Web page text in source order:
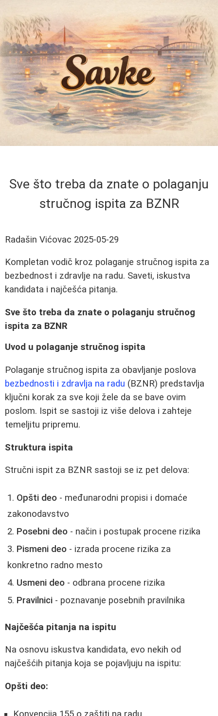
Sve što treba da znate o polaganju
stručnog ispita za BZNR
Radašin Vićovac 2025-05-29
Kompletan vodič kroz polaganje stručnog ispita za
bezbednost i zdravlje na radu. Saveti, iskustva
kandidata i najčešća pitanja.
Sve što treba da znate o polaganju stručnog
ispita za BZNR
Uvod u polaganje stručnog ispita
Polaganje stručnog ispita za obavljanje poslova
bezbednosti i zdravlja na radu (BZNR) predstavlja
ključni korak za sve koji žele da se bave ovim
poslom. Ispit se sastoji iz više delova i zahteje
temeljitu pripremu.
Struktura ispita
Stručni ispit za BZNR sastoji se iz pet delova:
Opšti deo - međunarodni propisi i domaće
zakonodavstvo
Posebni deo - način i postupak procene rizika
Pismeni deo - izrada procene rizika za
konkretno radno mesto
Usmeni deo - odbrana procene rizika
Pravilnici - poznavanje posebnih pravilnika
Najčešća pitanja na ispitu
Na osnovu iskustva kandidata, evo nekih od
najčešćih pitanja koja se pojavljuju na ispitu:
Opšti deo:
Konvencija 155 o zaštiti na radu